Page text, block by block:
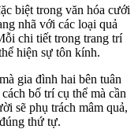
biệt trong văn hóa cưới
nhã với các loại quả
chi tiết trong trang trí
hiện sự tôn kính.
gia đình hai bên tuân
bố trí cụ thể mà cần
sẽ phụ trách mâm quả,
thứ tự.